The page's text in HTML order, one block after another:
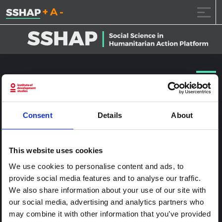
Consent Details About
This website uses cookies
We use cookies to personalise content and ads, to
provide social media features and to analyse our traffic.
We also share information about your use of our site with
our social media, advertising and analytics partners who
may combine it with other information that you’ve provided
تقليل حجم الخط.
إعادة ضبط حجم
زيادة حجم
20160517_UNICEF_ITALY_1753
نشر على2017.1.24
(2017.1.24) بواسطةssia_admin